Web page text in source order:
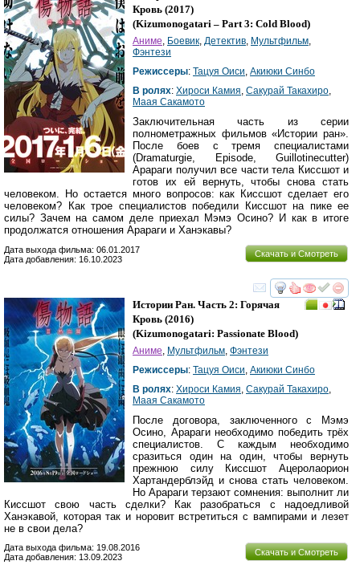
Кровь (2017)
(Kizumonogatari – Part 3: Cold Blood)
Аниме Боевик Детектив Мультфильм
Фэнтези
Режиссеры: Тацуя Оиси Акиюки Синбо
В ролях: Хироси Камия Сакурай Такахиро
Маая Сакамото
Заключительная часть из серии
полнометражных фильмов «Истории ран».
После боев с тремя специалистами
(Dramaturgie, Episode, Guillotinecutter)
Арараги получил все части тела Киссшот и
готов их ей вернуть, чтобы снова стать
человеком. Но остается много вопросов: как Киссшот сделает его
человеком? Как трое специалистов победили Киссшот на пике ее
силы? Зачем на самом деле приехал Мэмэ Осино? И как в итоге
продолжатся отношения Арараги и Ханэкавы?
Скачать и Смотреть
Дата выхода фильма: 06.01.2017
Дата добавления: 16.10.2023
смотреть
Истории Ран. Часть 2: Горячая
Кровь (2016)
(Kizumonogatari: Passionate Blood)
Аниме Мультфильм Фэнтези
Режиссеры: Тацуя Оиси Акиюки Синбо
В ролях: Хироси Камия Сакурай Такахиро
Маая Сакамото
После договора, заключенного с Мэмэ
Осино, Арараги необходимо победить трёх
специалистов. С каждым необходимо
сразиться один на один, чтобы вернуть
прежнюю силу Киссшот Ацеролаорион
Хартандерблэйд и снова стать человеком.
Но Арараги терзают сомнения: выполнит ли
Киссшот свою часть сделки? Как разобраться с надоедливой
Ханэкавой, которая так и норовит встретиться с вампирами и лезет
не в свои дела?
Скачать и Смотреть
Дата выхода фильма: 19.08.2016
Дата добавления: 13.09.2023